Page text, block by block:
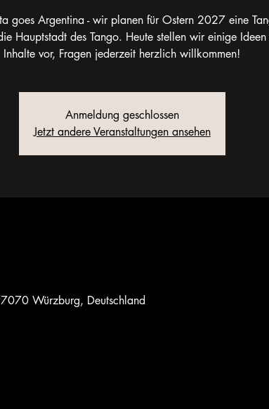
goes Argentina - wir planen für Ostern 2027 eine
Hauptstadt des Tango. Heute stellen wir einige Ideen
Inhalte vor, Fragen jederzeit herzlich willkommen!
Anmeldung geschlossen
Jetzt andere Veranstaltungen ansehen
Würzburg, Deutschland